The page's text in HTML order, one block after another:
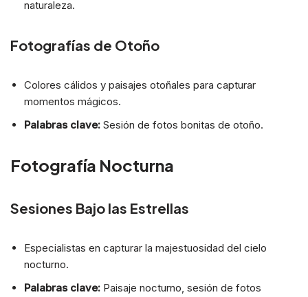
naturaleza.
Fotografías de Otoño
Colores cálidos y paisajes otoñales para capturar
momentos mágicos.
Palabras clave: Sesión de fotos bonitas de otoño.
Fotografía Nocturna
Sesiones Bajo las Estrellas
Especialistas en capturar la majestuosidad del cielo
nocturno.
Palabras clave: Paisaje nocturno, sesión de fotos